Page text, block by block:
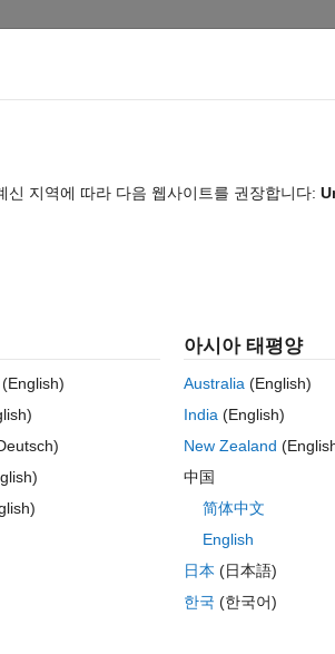
이 질문에 답
활
0 개 추천
답변하려면 로그인하십시오.
질문:
John
2020년 1월
답변:
2020년 1월
지역에 따라 다음 웹사이트를 권장합니다:
아시아 태평양
Australia(English)
India(English)
New Zealand
中国
简体中文
English
日本 (日本語)
한국 (한국어)